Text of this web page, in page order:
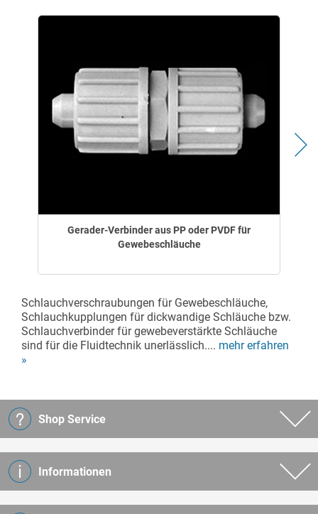
Gerader-Verbinder aus PP oder PVDF für
Gewebeschläuche
Schlauchverschraubungen für Gewebeschläuche,
Schlauchkupplungen für dickwandige Schläuche bzw.
Schlauchverbinder für gewebeverstärkte Schläuche
sind für die Fluidtechnik unerlässlich.... mehr erfahren
»
Shop Service
Informationen